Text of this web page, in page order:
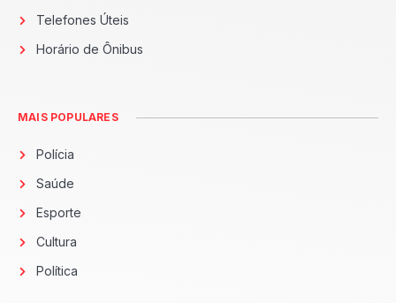
Telefones Úteis
Horário de Ônibus
MAIS POPULARES
Polícia
Saúde
Esporte
Cultura
Política